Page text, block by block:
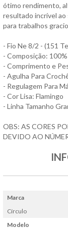
ótimo rendimento,
resultado incrível ao
para trabalhos
- Fio Ne 8/2 - (151
- Composição:
- Comprimento e
- Agulha Para
- Regulagem Para
- Cor Lisa: Flamingo
- Linha Tamanho
OBS: AS CORES
DEVIDO AO
Marca
Círculo
Modelo